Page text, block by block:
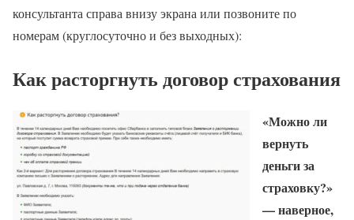
консультанта справа внизу экрана или позвоните по
номерам (круглосуточно и без выходных):
​Как расторгнуть договор страхования
«Можно ли
вернуть
деньги за
страховку?»
— наверное,